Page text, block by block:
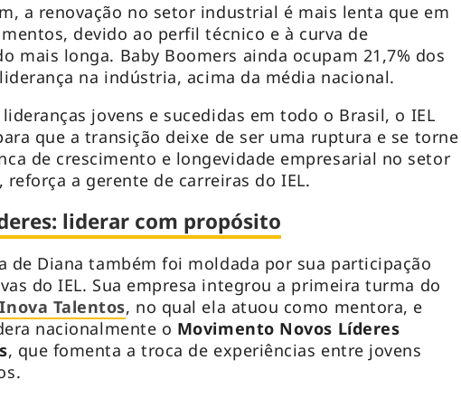
a renovação no setor industrial é mais lenta que em
devido ao perfil técnico e à curva de
mais longa. Baby Boomers ainda ocupam 21,7% dos
na indústria, acima da média nacional.
lideranças jovens e sucedidas em todo o Brasil, o IEL
que a transição deixe de ser uma ruptura e se torne
de crescimento e longevidade empresarial no setor
reforça a gerente de carreiras do IEL.
liderar com propósito
de Diana também foi moldada por sua participação
do IEL. Sua empresa integrou a primeira turma do
Inova Talentos, no qual ela atuou como mentora, e
nacionalmente o Movimento Novos Líderes
, que fomenta a troca de experiências entre jovens